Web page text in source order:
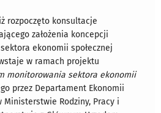
rozpoczęto konsultacje
założenia koncepcji
ekonomii społecznej
w ramach projektu
monitorowania sektora ekonomii
przez Departament Ekonomii
Ministerstwie Rodziny, Pracy i